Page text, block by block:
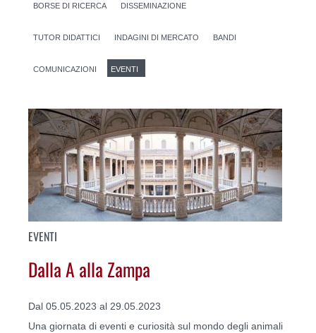
BORSE DI RICERCA DISSEMINAZIONE
TUTOR DIDATTICI INDAGINI DI MERCATO BANDI
COMUNICAZIONI EVENTI
EVENTI
Dalla A alla Zampa
Dal 05.05.2023 al 29.05.2023
Una giornata di eventi e curiosità sul mondo degli animali